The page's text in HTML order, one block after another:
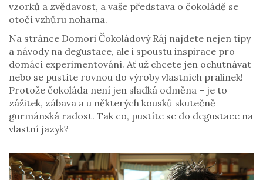
vzorků a zvědavost, a vaše představa o čokoládě se
otočí vzhůru nohama.
Na stránce Domori Čokoládový Ráj najdete nejen tipy
a návody na degustace, ale i spoustu inspirace pro
domácí experimentování. Ať už chcete jen ochutnávat
nebo se pustíte rovnou do výroby vlastních pralinek!
Protože čokoláda není jen sladká odměna – je to
zážitek, zábava a u některých kousků skutečně
gurmánská radost. Tak co, pustíte se do degustace na
vlastní jazyk?